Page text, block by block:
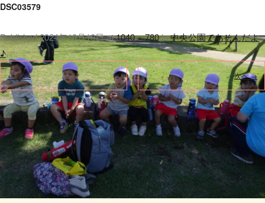
DSC03579
Published2024年10月10日at1040 × 780in中央公園であそんだよ
♪.
← 前へ 次へ →